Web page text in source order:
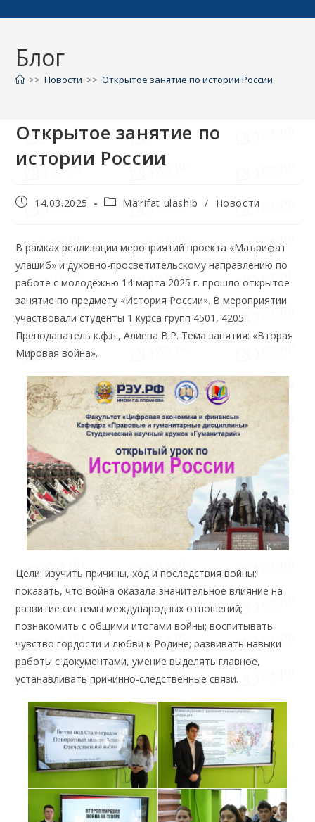
Блог
>> Новости >> Открытое занятие по истории России
Открытое занятие по
истории России
14.03.2025 Ma’rifat ulashib / Новости
В рамках реализации мероприятий проекта «Маърифат
улашиб» и духовно-просветительскому направлению по
работе с молодёжью 14 марта 2025 г. прошло открытое
занятие по предмету «История России». В мероприятии
участвовали студенты 1 курса групп 4501, 4205.
Преподаватель к.ф.н., Алиева В.Р. Тема занятия: «Вторая
Мировая война».
Цели: изучить причины, ход и последствия войны;
показать, что война оказала значительное влияние на
развитие системы международных отношений;
познакомить с общими итогами войны; воспитывать
чувство гордости и любви к Родине; развивать навыки
работы с документами, умение выделять главное,
устанавливать причинно-следственные связи.